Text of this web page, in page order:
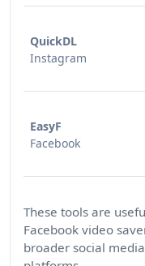
QuickDL
Instagram
EasyF
Facebook
These tools are
Facebook video
broader social